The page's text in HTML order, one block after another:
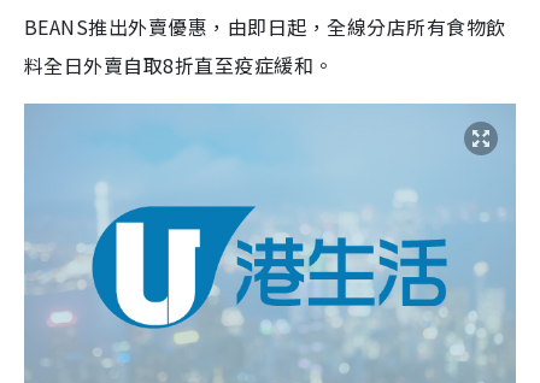
BEANS推出外賣優惠，由即日起，全線分店所有食物飲
料全日外賣自取8折直至疫症緩和。